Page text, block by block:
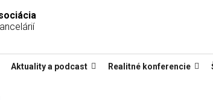
Aktuality a podcast Realitné konferencie